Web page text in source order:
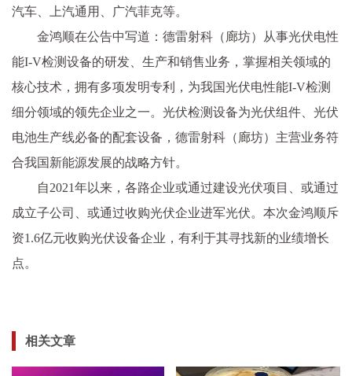
汽车、上汽通用、广汽菲克等。
金鸿顺在公告中写道：德雷射科（廊坊）从事光伏电性
能I-V检测设备的研发、生产和销售业务，掌握相关领域的
核心技术，拥有多项发明专利，为我国光伏电性能I-V检测
细分领域的领先企业之一。光伏检测设备为光伏组件、光伏
电池生产线必备的配套设备，德雷射科（廊坊）主营业务符
合我国新能源发展的战略方针。
自2021年以来，各路企业或通过建设光伏项目、或通过
成立子公司、或通过收购光伏企业进军光伏。本次金鸿顺斥
资1.6亿元收购光伏设备企业，有利于其寻找新的业绩增长
点。
相关文章